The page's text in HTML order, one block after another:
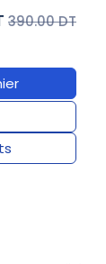
390.00 DT